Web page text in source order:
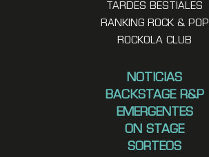
TARDES BESTIALES
RANKING ROCK & POP
ROCKOLA CLUB
NOTICIAS
BACKSTAGE R&P
EMERGENTES
ON STAGE
SORTEOS